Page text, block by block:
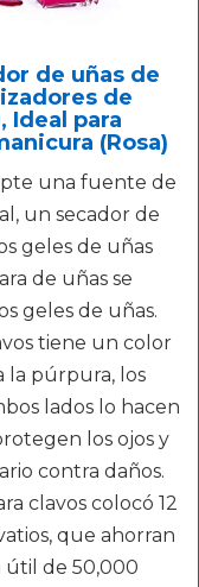
de uñas de
de
Ideal para
(Rosa)
una fuente de
un secador de
geles de uñas
de uñas se
geles de uñas.
tiene un color
la púrpura, los
lados lo hacen
los ojos y
contra daños.
clavos colocó 12
que ahorran
útil de 50,000